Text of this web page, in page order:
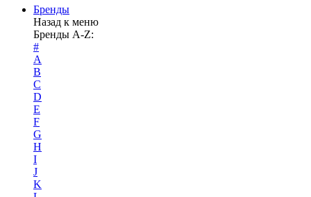
Бренды
Назад к меню
Бренды A-Z:
#
A
B
C
D
E
F
G
H
I
J
K